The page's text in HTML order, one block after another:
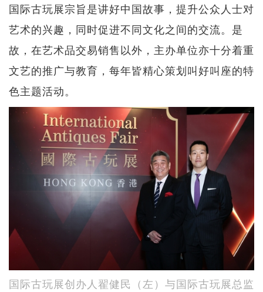
国际古玩展宗旨是讲好中国故事，提升公众人士对
艺术的兴趣，同时促进不同文化之间的交流。是
故，在艺术品交易销售以外，主办单位亦十分着重
文艺的推广与教育，每年皆精心策划叫好叫座的特
色主题活动。
国际古玩展创办人翟健民（左）与国际古玩展总监